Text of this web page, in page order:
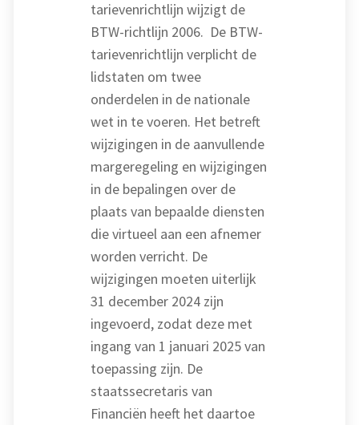
tarievenrichtlijn wijzigt de
BTW-richtlijn 2006. De BTW-
tarievenrichtlijn verplicht de
lidstaten om twee
onderdelen in de nationale
wet in te voeren. Het betreft
wijzigingen in de aanvullende
margeregeling en wijzigingen
in de bepalingen over de
plaats van bepaalde diensten
die virtueel aan een afnemer
worden verricht. De
wijzigingen moeten uiterlijk
31 december 2024 zijn
ingevoerd, zodat deze met
ingang van 1 januari 2025 van
toepassing zijn. De
staatssecretaris van
Financiën heeft het daartoe